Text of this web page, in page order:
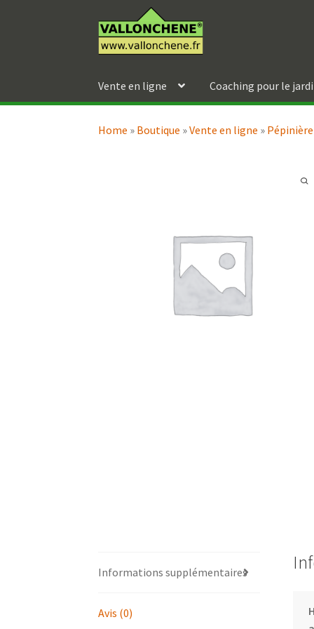
à
la
au
contenu
Vente en ligne Coaching pour le
Home » Boutique »Vente en ligne » Pépinière
Informations supplémentaires
Avis (0)